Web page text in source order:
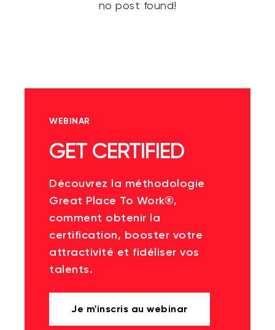
no post found!
WEBINAR
GET CERTIFIED
Découvrez la méthodologie
Great Place To Work®,
comment obtenir la
certification, booster votre
attractivité et fidéliser vos
talents.
Je m'inscris au webinar